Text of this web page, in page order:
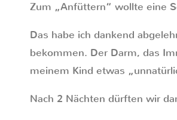
Zum „Anfüttern“ wollte eine
Das habe ich dankend
bekommen. Der Darm, das
meinem Kind etwas
Nach 2 Nächten dürften wir